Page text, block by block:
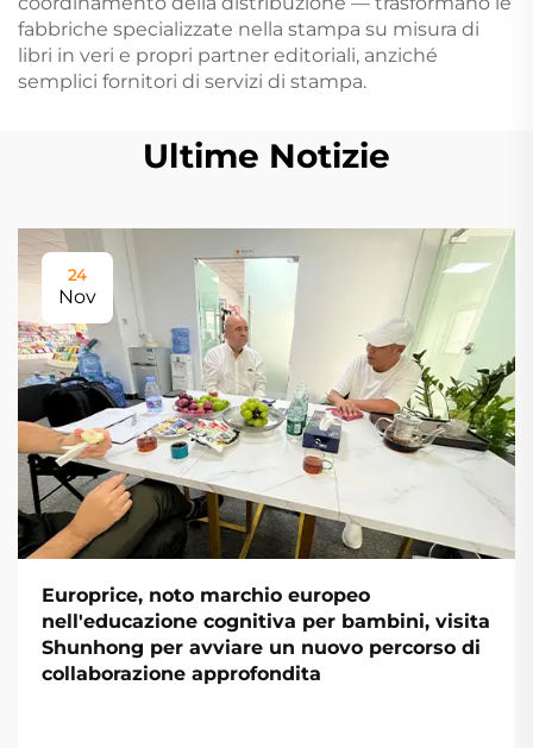
fabbriche specializzate nella stampa su misura di
libri in veri e propri partner editoriali, anziché
semplici fornitori di servizi di stampa.
Ultime Notizie
24
Nov
Europrice, noto marchio europeo
nell'educazione cognitiva per bambini, visita
Shunhong per avviare un nuovo percorso di
collaborazione approfondita